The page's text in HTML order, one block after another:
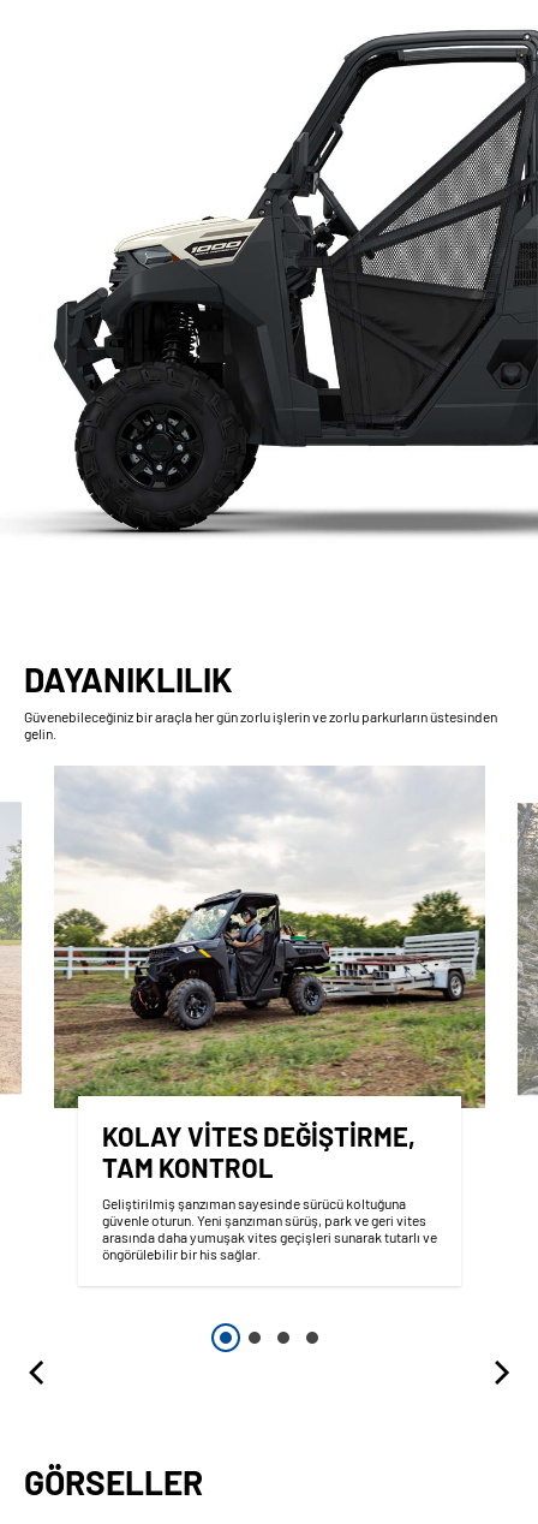
DAYANIKLILIK
Güvenebileceğiniz bir araçla her gün zorlu işlerin ve zorlu parkurların üstesinden
gelin.
KOLAY VITES DEĞIŞTIRME,
TAM KONTROL
Geliştirilmiş şanzıman sayesinde sürücü koltuğuna
güvenle oturun. Yeni şanzıman sürüş, park ve geri vites
arasında daha yumuşak vites geçişleri sunarak tutarlı ve
öngörülebilir bir his sağlar.
GÖRSELLER